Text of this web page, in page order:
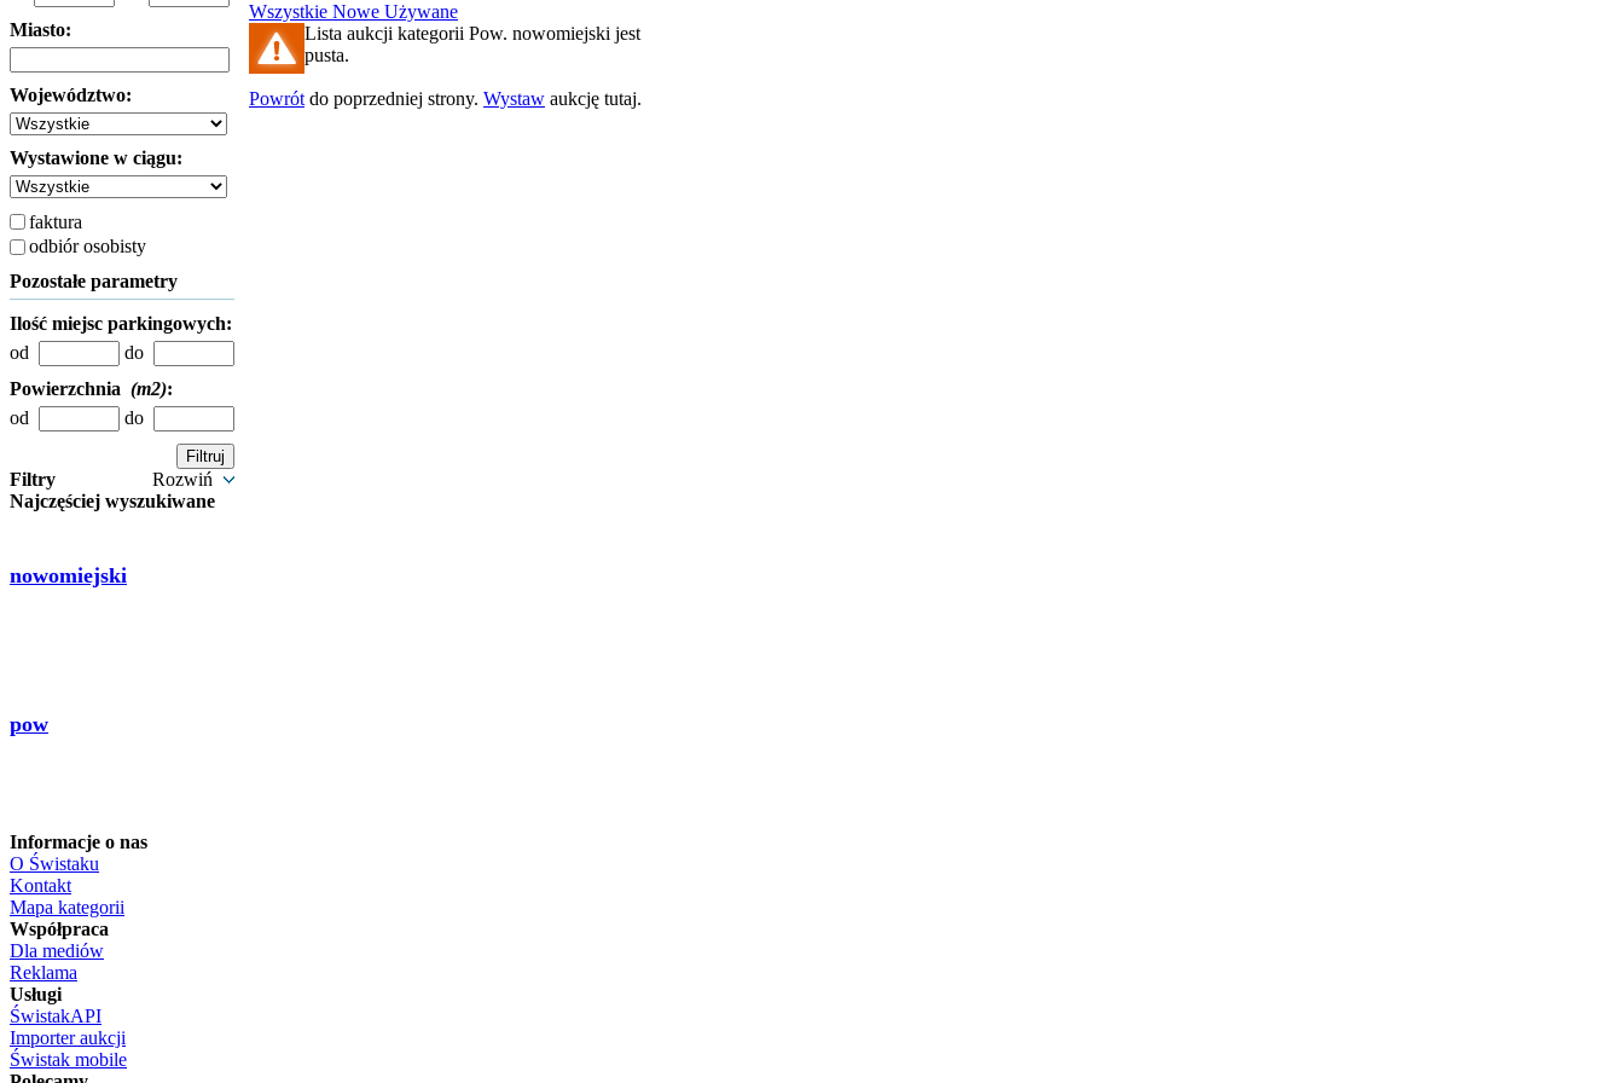
Miasto:
Województwo:
Wystawione w ciągu:
faktura
odbiór osobisty
Pozostałe parametry
Ilość miejsc parkingowych:
od
do
Powierzchnia (m2):
od
do
Filtry
Rozwiń
Najczęściej wyszukiwane
nowomiejski
pow
Wszystkie Nowe Używane
Lista aukcji kategorii Pow. nowomiejski jest
pusta.
Powrót do poprzedniej strony. Wystaw aukcję tutaj.
Informacje o nas
O Świstaku
Kontakt
Mapa kategorii
Współpraca
Dla mediów
Reklama
Usługi
ŚwistakAPI
Importer aukcji
Świstak mobile